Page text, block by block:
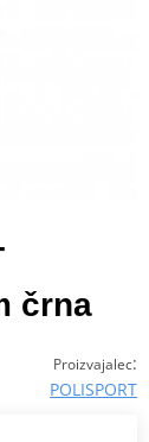
črna
Proizvajalec:
POLISPORT